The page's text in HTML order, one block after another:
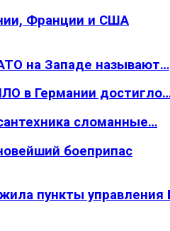
Франции и США
на Западе называют…
в Германии
сломанные…
боеприпас
пункты